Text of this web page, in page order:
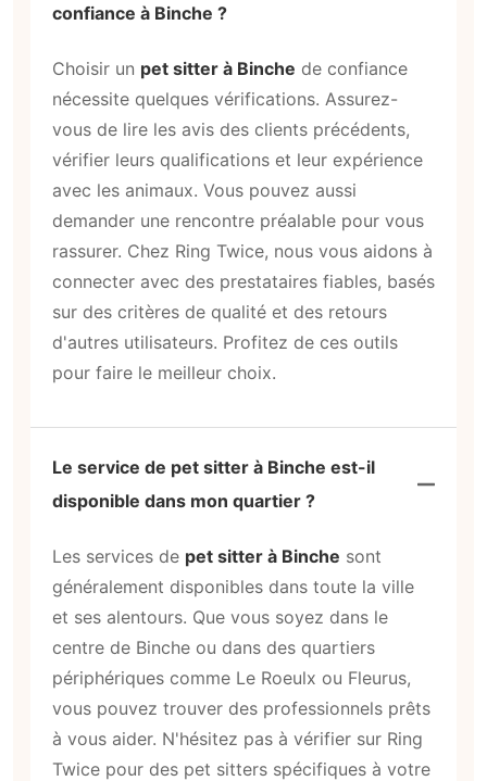
confiance à Binche ?
Choisir un pet sitter à Binche de confiance
nécessite quelques vérifications. Assurez-
vous de lire les avis des clients précédents,
vérifier leurs qualifications et leur expérience
avec les animaux. Vous pouvez aussi
demander une rencontre préalable pour vous
rassurer. Chez Ring Twice, nous vous aidons à
connecter avec des prestataires fiables, basés
sur des critères de qualité et des retours
d'autres utilisateurs. Profitez de ces outils
pour faire le meilleur choix.
Le service de pet sitter à Binche est-il
disponible dans mon quartier ?
Les services de pet sitter à Binche sont
généralement disponibles dans toute la ville
et ses alentours. Que vous soyez dans le
centre de Binche ou dans des quartiers
périphériques comme Le Roeulx ou Fleurus,
vous pouvez trouver des professionnels prêts
à vous aider. N'hésitez pas à vérifier sur Ring
Twice pour des pet sitters spécifiques à votre